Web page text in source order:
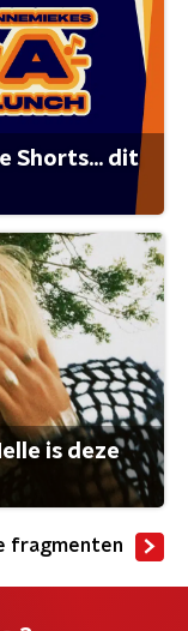
Shorts... dit
is deze
fragmenten